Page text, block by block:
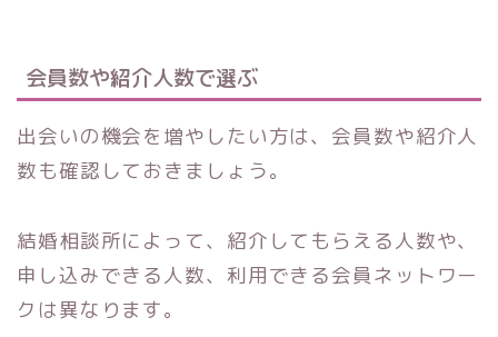
会員数や紹介人数で選ぶ
出会いの機会を増やしたい方は、会員数や紹介人
数も確認しておきましょう。
結婚相談所によって、紹介してもらえる人数や、
申し込みできる人数、利用できる会員ネットワー
クは異なります。